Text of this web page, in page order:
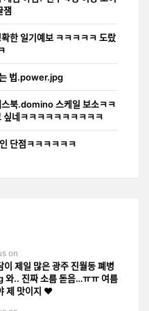
일기예보 ㅋㅋㅋㅋㅋ 도랐
법.power.jpg
스케일 보소ㅋㅋ
싶네ㅋㅋㅋㅋㅋㅋㅋㅋㅋㅋ
단점ㅋㅋㅋㅋㅋㅋ
on
제일 많은 광주 진월동 폐병
와.. 진짜 소름 돋음…ㅠㅠ 여름
제 맛이지 ❤️